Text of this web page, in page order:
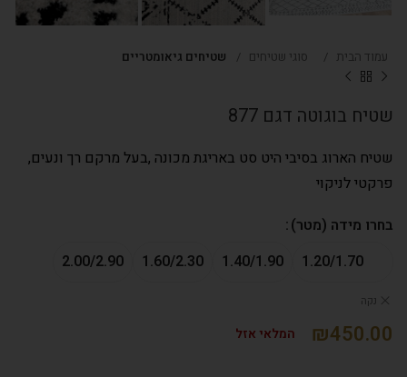
עמוד הבית סוגי שטיחים שטיחים גיאומטריים
שטיח בוגוטה דגם 877
שטיח הארוג בסיבי היט סט באריגת מכונה ,בעל מרקם רך ונעים,
פרקטי לניקוי
בחרו מידה (מטר)
1.20/1.70
1.40/1.90
1.60/2.30
2.00/2.90
נקה
₪ המלאי אזל